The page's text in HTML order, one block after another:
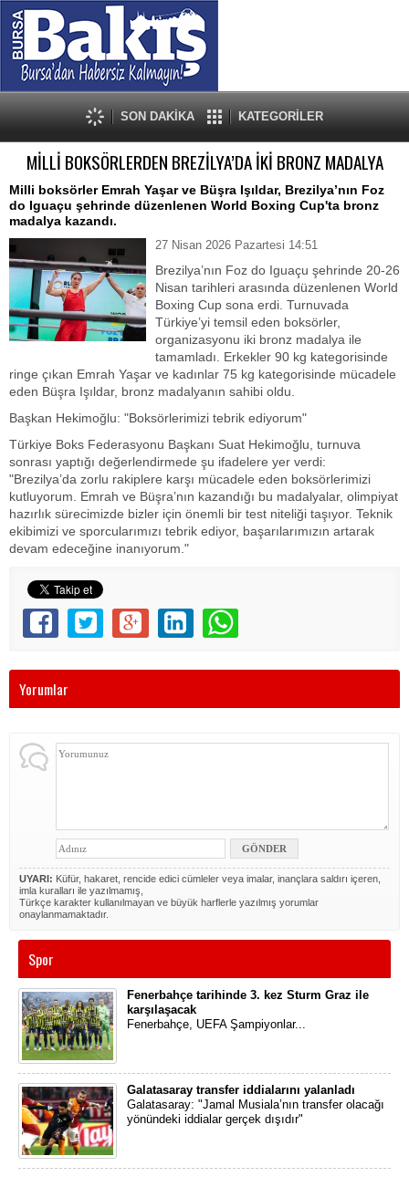
SON DAKİKA KATEGORİLER
MİLLİ BOKSÖRLERDEN BREZİLYA’DA İKİ BRONZ MADALYA
Milli boksörler Emrah Yaşar ve Büşra Işıldar, Brezilya’nın Foz
do Iguaçu şehrinde düzenlenen World Boxing Cup'ta bronz
madalya kazandı.
27 Nisan 2026 Pazartesi 14:51
Brezilya’nın Foz do Iguaçu şehrinde 20-26
Nisan tarihleri arasında düzenlenen World
Boxing Cup sona erdi. Turnuvada
Türkiye’yi temsil eden boksörler,
organizasyonu iki bronz madalya ile
tamamladı. Erkekler 90 kg kategorisinde
ringe çıkan Emrah Yaşar ve kadınlar 75 kg kategorisinde mücadele
eden Büşra Işıldar, bronz madalyanın sahibi oldu.
Başkan Hekimoğlu: "Boksörlerimizi tebrik ediyorum"
Türkiye Boks Federasyonu Başkanı Suat Hekimoğlu, turnuva
sonrası yaptığı değerlendirmede şu ifadelere yer verdi:
"Brezilya’da zorlu rakiplere karşı mücadele eden boksörlerimizi
kutluyorum. Emrah ve Büşra’nın kazandığı bu madalyalar, olimpiyat
hazırlık sürecimizde bizler için önemli bir test niteliği taşıyor. Teknik
ekibimizi ve sporcularımızı tebrik ediyor, başarılarımızın artarak
devam edeceğine inanıyorum."
Yorumlar
UYARI: Küfür, hakaret, rencide edici cümleler veya imalar, inançlara saldırı içeren,
imla kuralları ile yazılmamış,
Türkçe karakter kullanılmayan ve büyük harflerle yazılmış yorumlar
onaylanmamaktadır.
Spor
Fenerbahçe tarihinde 3. kez Sturm Graz ile
karşılaşacak
Fenerbahçe, UEFA Şampiyonlar...
Galatasaray transfer iddialarını yalanladı
Galatasaray: "Jamal Musiala’nın transfer olacağı
yönündeki iddialar gerçek dışıdır"